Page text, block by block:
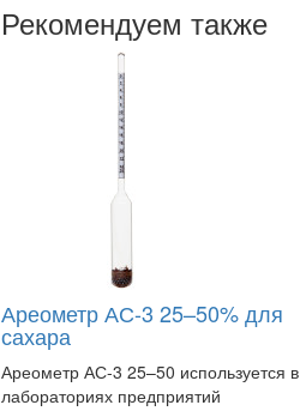
Рекомендуем также
Ареометр АС-3 25–50% для
сахара
Ареометр АС-3 25–50 используется в
лабораториях предприятий